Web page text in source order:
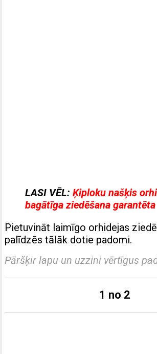
LASI VĒL:Ķiploku našķis
bagātīga ziedēšana garantēta
Pietuvināt laimīgo orhidejas
palīdzēs tālāk dotie padomi.
Pāršķir lapu un uzzini vērtīgus
1 no 2